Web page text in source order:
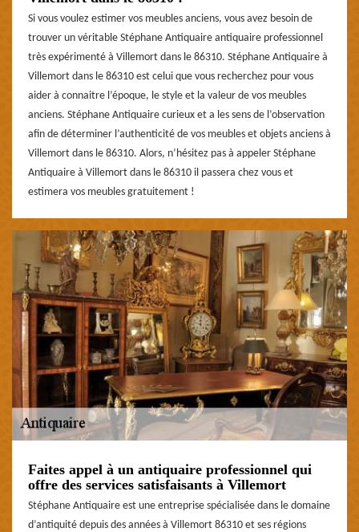
Si vous voulez estimer vos meubles anciens, vous avez besoin de
trouver un véritable Stéphane Antiquaire antiquaire professionnel
très expérimenté à Villemort dans le 86310. Stéphane Antiquaire à
Villemort dans le 86310 est celui que vous recherchez pour vous
aider à connaitre l’époque, le style et la valeur de vos meubles
anciens. Stéphane Antiquaire curieux et a les sens de l’observation
afin de déterminer l’authenticité de vos meubles et objets anciens à
Villemort dans le 86310. Alors, n’hésitez pas à appeler Stéphane
Antiquaire à Villemort dans le 86310 il passera chez vous et
estimera vos meubles gratuitement !
Faites appel à un antiquaire professionnel qui
offre des services satisfaisants à Villemort
Stéphane Antiquaire est une entreprise spécialisée dans le domaine
d’antiquité depuis des années à Villemort 86310 et ses régions